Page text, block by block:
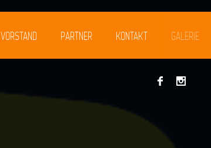
VORSTAND PARTNER KONTAKT GALERIE